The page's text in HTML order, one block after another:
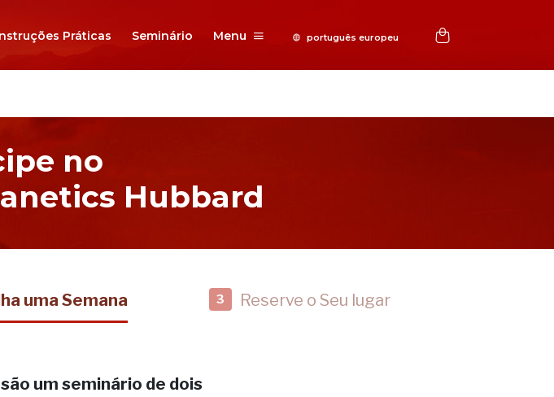
Práticas Seminário Menu
no
Hubbard
uma Semana 3 Reserve o Seu lugar
um seminário de dois